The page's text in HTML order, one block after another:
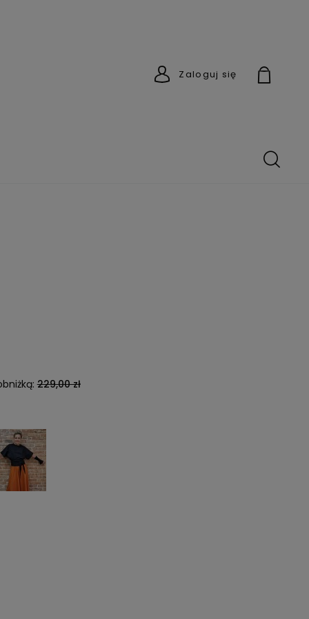
Zaloguj się
229,00 zł